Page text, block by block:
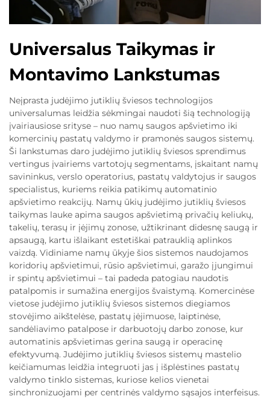
Universalus Taikymas ir
Montavimo Lankstumas
Neįprasta judėjimo jutiklių šviesos technologijos
universalumas leidžia sėkmingai naudoti šią technologiją
įvairiausiose srityse – nuo namų saugos apšvietimo iki
komercinių pastatų valdymo ir pramonės saugos sistemų.
Ši lankstumas daro judėjimo jutiklių šviesos sprendimus
vertingus įvairiems vartotojų segmentams, įskaitant namų
savininkus, verslo operatorius, pastatų valdytojus ir saugos
specialistus, kuriems reikia patikimų automatinio
apšvietimo reakcijų. Namų ūkių judėjimo jutiklių šviesos
taikymas lauke apima saugos apšvietimą privačių keliukų,
takelių, terasų ir įėjimų zonose, užtikrinant didesnę saugą ir
apsaugą, kartu išlaikant estetiškai patrauklią aplinkos
vaizdą. Vidiniame namų ūkyje šios sistemos naudojamos
koridorių apšvietimui, rūsio apšvietimui, garažo įjungimui
ir spintų apšvietimui – tai padeda patogiau naudotis
patalpomis ir sumažina energijos švaistymą. Komercinėse
vietose judėjimo jutiklių šviesos sistemos diegiamos
stovėjimo aikštelėse, pastatų įėjimuose, laiptinėse,
sandėliavimo patalpose ir darbuotojų darbo zonose, kur
automatinis apšvietimas gerina saugą ir operacinę
efektyvumą. Judėjimo jutiklių šviesos sistemų mastelio
keičiamumas leidžia integruoti jas į išplėstines pastatų
valdymo tinklo sistemas, kuriose kelios vienetai
sinchronizuojami per centrinės valdymo sąsajos interfeisus.